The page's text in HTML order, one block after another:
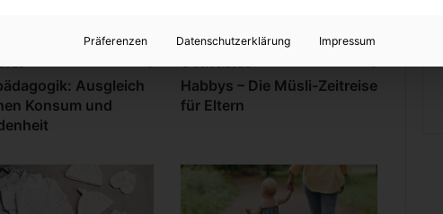
0
Ausgleich
Konsum und
08.09.2023 0
Habbys – Die Müsli-Zeitreise
für Eltern
Präferenzen Datenschutzerklärung Impressum